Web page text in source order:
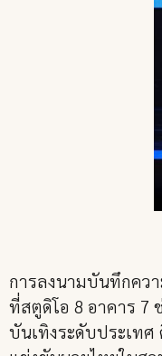
การลงนามบันทึกคว
ที่สตูดิโอ 8 อาคาร 7
บันเทิงระดับประเท